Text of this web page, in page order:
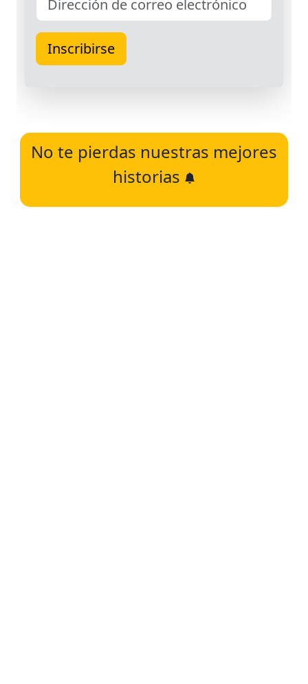
No te pierdas nuestras mejores
historias